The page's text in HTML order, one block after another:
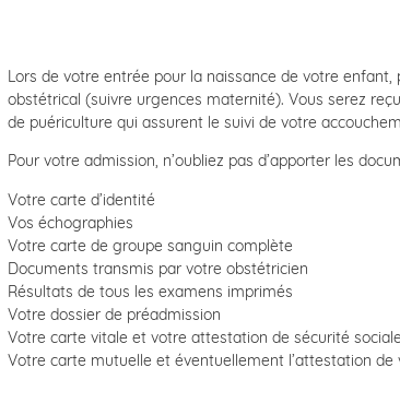
Lors de votre entrée pour la naissance de votre
obstétrical (suivre urgences maternité). Vous serez
de puériculture qui assurent le suivi de votre
Pour votre admission, n’oubliez pas d’apporter les
Votre carte d’identité
Vos échographies
Votre carte de groupe sanguin complète
Documents transmis par votre obstétricien
Résultats de tous les examens imprimés
Votre dossier de préadmission
Votre carte vitale et votre attestation de sécurité sociale
Votre carte mutuelle et éventuellement l’attestation de